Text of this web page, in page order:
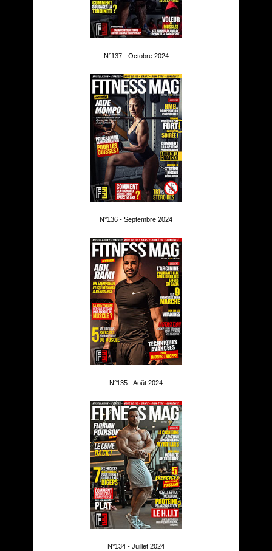
N°137 - Octobre 2024
N°136 - Septembre 2024
N°135 - Août 2024
N°134 - Juillet 2024